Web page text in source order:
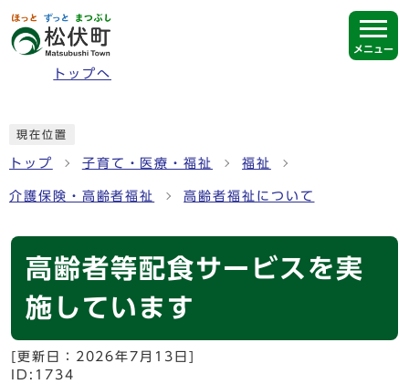
ページの先頭です
トップへ
メニュー
現在位置
トップ 子育て・医療・福祉 福祉
介護保険・高齢者福祉 高齢者福祉について
高齢者等配食サービスを実
施しています
[更新日： 2026年7月13日
ID:1734